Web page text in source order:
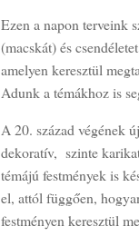
Ezen a napon terveink
(macskát) és
amelyen keresztül
Adunk a témákhoz is
A 20. század végének
dekoratív, szinte
témájú festmények is
el, attól függően,
festményen keresztül